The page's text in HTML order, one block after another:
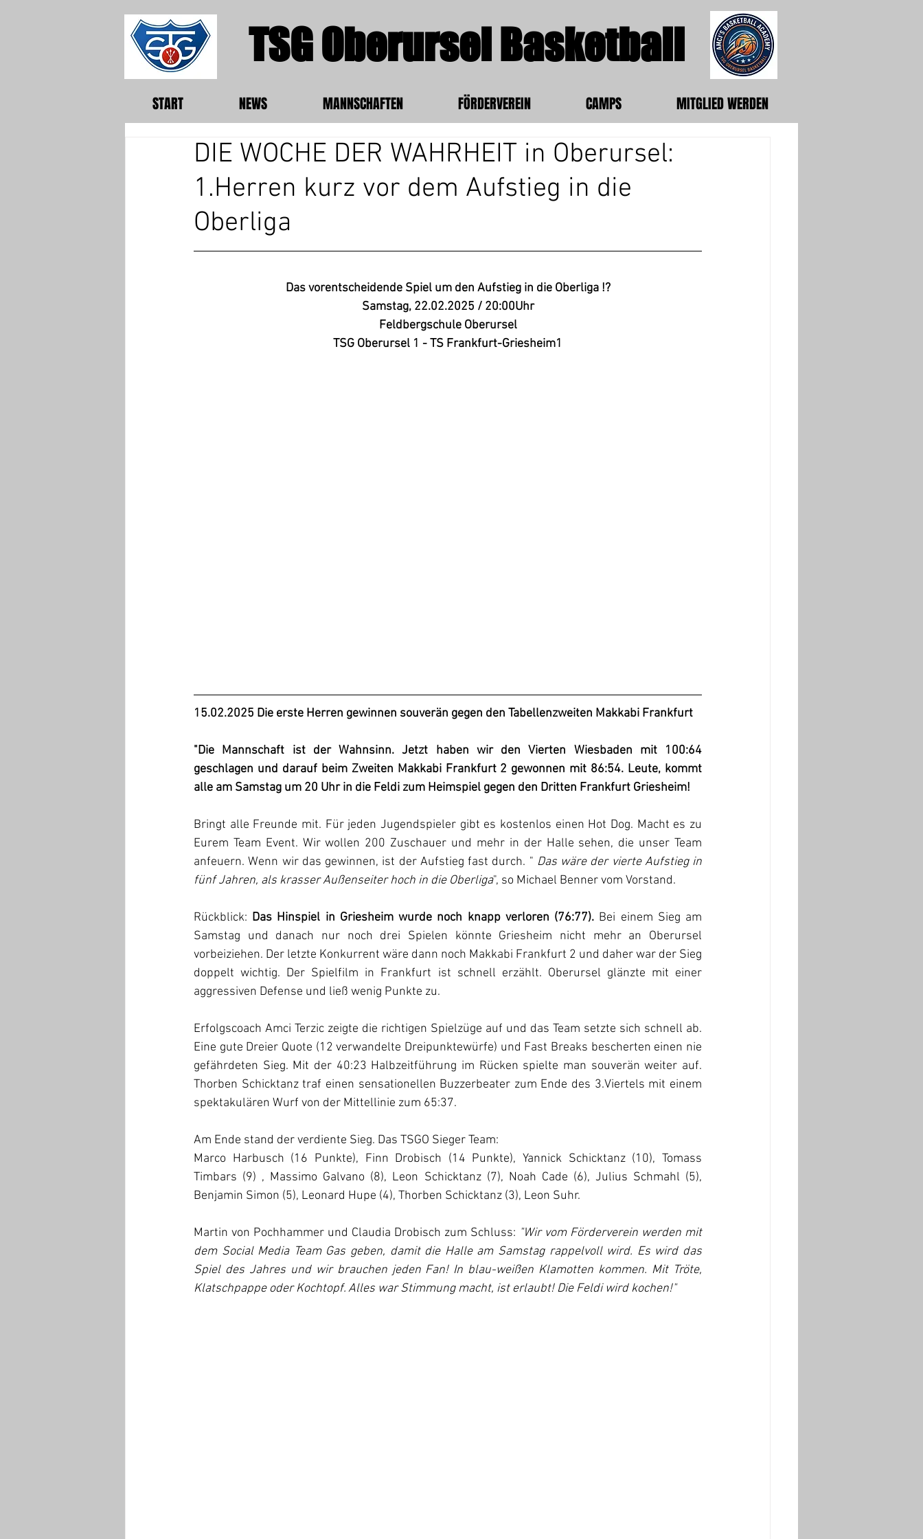
TSG Oberursel Basketball
START NEWS MANNSCHAFTEN FÖRDERVEREIN CAMPS MITGLIED WERDEN
DIE WOCHE DER WAHRHEIT in Oberursel:
1.Herren kurz vor dem Aufstieg in die
Oberliga
Das vorentscheidende Spiel um den Aufstieg in die Oberliga !?
Samstag, 22.02.2025 / 20:00Uhr
Feldbergschule Oberursel
TSG Oberursel 1 - TS Frankfurt-Griesheim1
15.02.2025 Die erste Herren gewinnen souverän gegen den Tabellenzweiten Makkabi Frankfurt
"Die Mannschaft ist der Wahnsinn. Jetzt haben wir den Vierten Wiesbaden mit 100:64
geschlagen und darauf beim Zweiten Makkabi Frankfurt 2 gewonnen mit 86:54. Leute, kommt
alle am Samstag um 20 Uhr in die Feldi zum Heimspiel gegen den Dritten Frankfurt Griesheim!
Bringt alle Freunde mit. Für jeden Jugendspieler gibt es kostenlos einen Hot Dog. Macht es zu
Eurem Team Event. Wir wollen 200 Zuschauer und mehr in der Halle sehen, die unser Team
anfeuern. Wenn wir das gewinnen, ist der Aufstieg fast durch. " Das wäre der vierte Aufstieg in
fünf Jahren, als krasser Außenseiter hoch in die Oberliga", so Michael Benner vom Vorstand.
Rückblick: Das Hinspiel in Griesheim wurde noch knapp verloren (76:77). Bei einem Sieg am
Samstag und danach nur noch drei Spielen könnte Griesheim nicht mehr an Oberursel
vorbeiziehen. Der letzte Konkurrent wäre dann noch Makkabi Frankfurt 2 und daher war der Sieg
doppelt wichtig. Der Spielfilm in Frankfurt ist schnell erzählt. Oberursel glänzte mit einer
aggressiven Defense und ließ wenig Punkte zu.
Erfolgscoach Amci Terzic zeigte die richtigen Spielzüge auf und das Team setzte sich schnell ab.
Eine gute Dreier Quote (12 verwandelte Dreipunktewürfe) und Fast Breaks bescherten einen nie
gefährdeten Sieg. Mit der 40:23 Halbzeitführung im Rücken spielte man souverän weiter auf.
Thorben Schicktanz traf einen sensationellen Buzzerbeater zum Ende des 3.Viertels mit einem
spektakulären Wurf von der Mittellinie zum 65:37.
Am Ende stand der verdiente Sieg. Das TSGO Sieger Team:
Marco Harbusch (16 Punkte), Finn Drobisch (14 Punkte), Yannick Schicktanz (10), Tomass
Timbars (9) , Massimo Galvano (8), Leon Schicktanz (7), Noah Cade (6), Julius Schmahl (5),
Benjamin Simon (5), Leonard Hupe (4), Thorben Schicktanz (3), Leon Suhr.
Martin von Pochhammer und Claudia Drobisch zum Schluss: "Wir vom Förderverein werden mit
dem Social Media Team Gas geben, damit die Halle am Samstag rappelvoll wird. Es wird das
Spiel des Jahres und wir brauchen jeden Fan! In blau-weißen Klamotten kommen. Mit Tröte,
Klatschpappe oder Kochtopf. Alles war Stimmung macht, ist erlaubt! Die Feldi wird kochen!"